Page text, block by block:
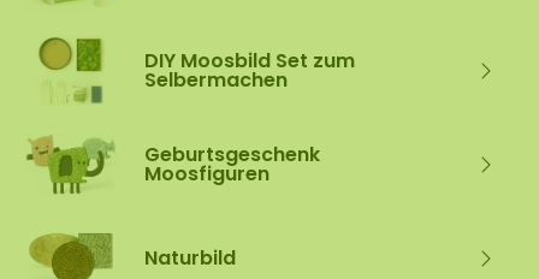
DIY Moosbild Set zum
Selbermachen
Geburtsgeschenk
Moosfiguren
Naturbild